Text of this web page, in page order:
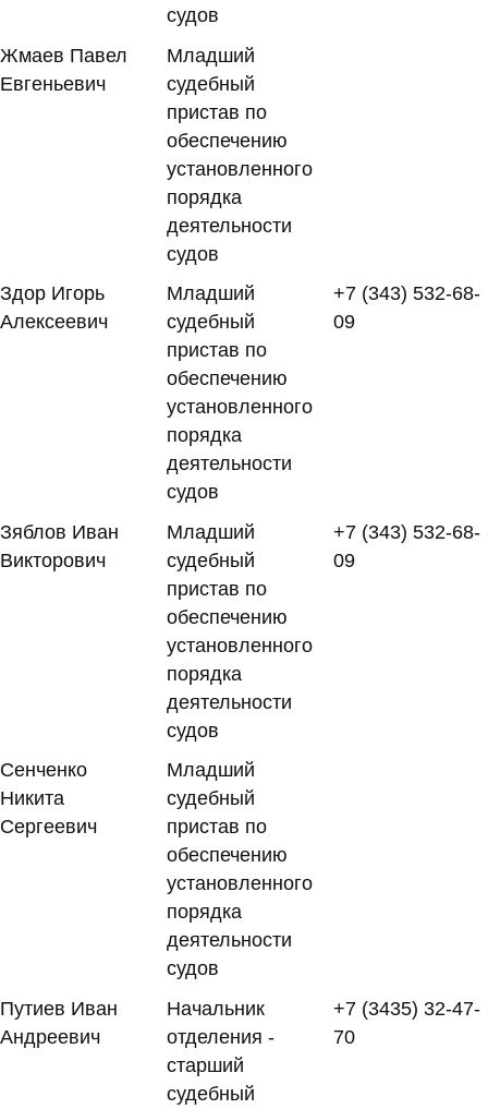
судов
Жмаев Павел
Евгеньевич
Младший
судебный
пристав по
обеспечению
установленного
порядка
деятельности
судов
Здор Игорь
Алексеевич
Младший
судебный
пристав по
обеспечению
установленного
порядка
деятельности
судов
+7 (343) 532-68-
09
Зяблов Иван
Викторович
Младший
судебный
пристав по
обеспечению
установленного
порядка
деятельности
судов
+7 (343) 532-68-
09
Сенченко
Никита
Сергеевич
Младший
судебный
пристав по
обеспечению
установленного
порядка
деятельности
судов
Путиев Иван
Андреевич
Начальник
отделения -
старший
судебный
+7 (3435) 32-47-
70